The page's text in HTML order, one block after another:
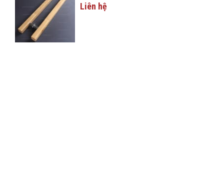
Liên hệ